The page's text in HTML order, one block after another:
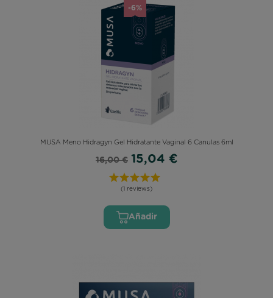
MUSA Meno Hidragyn Gel Hidratante Vaginal 6 Canulas 6ml
16,00 € 15,04 €
(1 reviews)
Añadir
-6%